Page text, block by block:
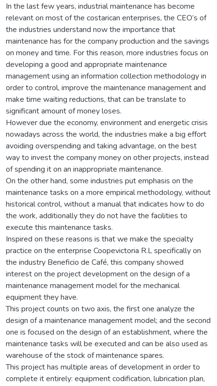
In the last few years, industrial maintenance has become
relevant on most of the costarican enterprises, the CEO’s of
the industries understand now the importance that
maintenance has for the company production and the savings
on money and time. For this reason, more industries focus on
developing a good and appropriate maintenance
management using an information collection methodology in
order to control, improve the maintenance management and
make time waiting reductions, that can be translate to
significant amount of money loses.
However due the economy, environment and energetic crisis
nowadays across the world, the industries make a big effort
avoiding overspending and taking advantage, on the best
way to invest the company money on other projects, instead
of spending it on an inappropriate maintenance.
On the other hand, some industries put emphasis on the
maintenance tasks on a more empirical methodology, without
historical control, without a manual that indicates how to do
the work, additionally they do not have the facilities to
execute this maintenance tasks.
Inspired on these reasons is that we make the specialty
practice on the enterprise Coopevictoria R.L specifically on
the industry Beneficio de Café, this company showed
interest on the project development on the design of a
maintenance management model for the mechanical
equipment they have.
This project counts on two axis, the first one analyze the
design of a maintenance management model; and the second
one is focused on the design of an establishment, where the
maintenance tasks will be executed and can be also used as
warehouse of the stock of maintenance spares.
This project has multiple areas of development in order to
complete it entirely: equipment codification, lubrication plan,